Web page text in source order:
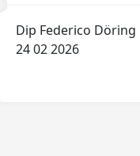
Dip Federico
24 02 2026